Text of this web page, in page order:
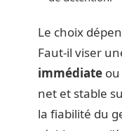
Le choix
Faut-il viser
immédiate
net et stable
la fiabilité du